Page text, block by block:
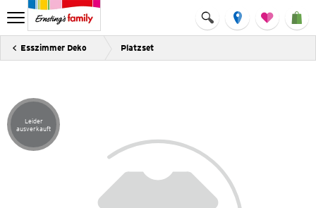
Esszimmer Deko Platzset
Artikel leider ausverkauft
Leider
ausverkauft